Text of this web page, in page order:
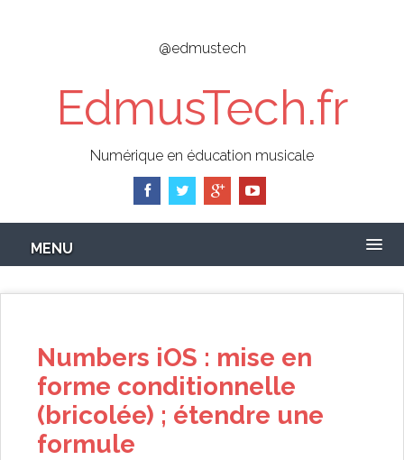
@edmustech
EdmusTech.fr
Numérique en éducation musicale
MENU
Numbers iOS : mise en
forme conditionnelle
(bricolée) ; étendre une
formule